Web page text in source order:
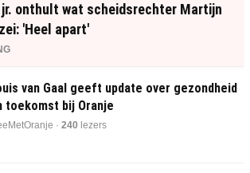
jr. onthult wat scheidsrechter Martijn
'Heel apart'
van Gaal geeft update over gezondheid
toekomst bij Oranje
· 240 lezers